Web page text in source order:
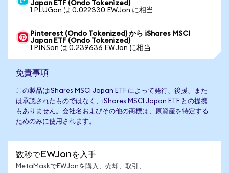
Japan ETF (Ondo Tokenized)
1 PLUGon は 0.022330 EWJon に相当
Pinterest (Ondo Tokenized) から iShares MSCI
Japan ETF (Ondo Tokenized)
1 PINSon は 0.239636 EWJon に相当
免責事項
この製品はiShares MSCI Japan ETF によって発行、後援、また
は承認されたものではなく、iShares MSCI Japan ETF との提携
もありません。会社名およびその他の商標は、原資産を特定する
ためのみに使用されます。
数秒でEWJonを入手
MetaMaskでEWJonを購入、売却、取引、